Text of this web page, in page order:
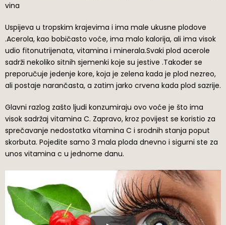
vina
Uspijeva u tropskim krajevima i ima male ukusne plodove
.Acerola, kao bobičasto voće, ima malo kalorija, ali ima visok
udio fitonutrijenata, vitamina i minerala.Svaki plod acerole
sadrži nekoliko sitnih sjemenki koje su jestive .Također se
preporučuje jedenje kore, koja je zelena kada je plod nezreo,
ali postaje narančasta, a zatim jarko crvena kada plod sazrije.
Glavni razlog zašto ljudi konzumiraju ovo voće je što ima
visok sadržaj vitamina C. Zapravo, kroz povijest se koristio za
sprečavanje nedostatka vitamina C i srodnih stanja poput
skorbuta. Pojedite samo 3 mala ploda dnevno i sigurni ste za
unos vitamina c u jednome danu.